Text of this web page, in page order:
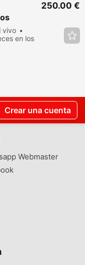
vivo
en los
250.00 €
Crear una cuenta
Webmaster